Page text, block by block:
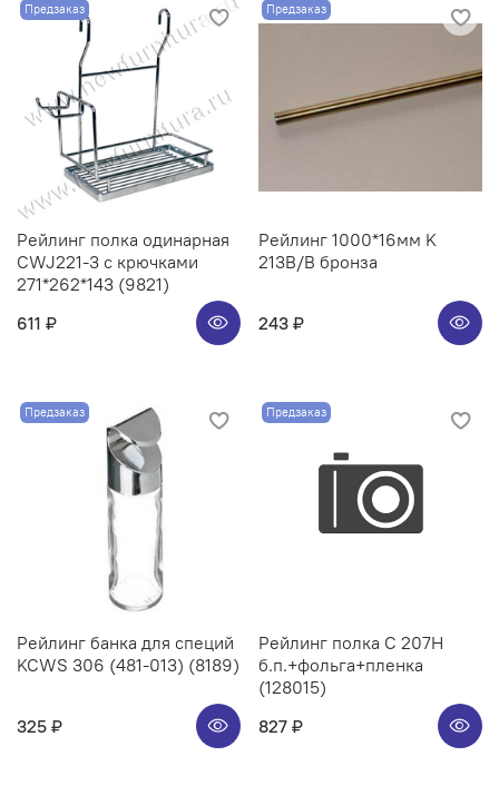
Предзаказ
Рейлинг полка одинарная
CWJ221-3 с крючками
271*262*143 (9821)
611 ₽
Предзаказ
Рейлинг 1000*16мм K
213B/B бронза
243 ₽
Предзаказ
Рейлинг банка для специй
KCWS 306 (481-013) (8189)
325 ₽
Предзаказ
Рейлинг полка C 207H
б.п.+фольга+пленка
(128015)
827 ₽